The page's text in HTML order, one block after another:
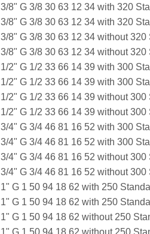
3/8" G 3/8 30 63 12 34 with 320
3/8" G 3/8 30 63 12 34 with 320
3/8" G 3/8 30 63 12 34 without
3/8" G 3/8 30 63 12 34 without
1/2" G 1/2 33 66 14 39 with 300
1/2" G 1/2 33 66 14 39 with 300
1/2" G 1/2 33 66 14 39 without
1/2" G 1/2 33 66 14 39 without
3/4" G 3/4 46 81 16 52 with 300
3/4" G 3/4 46 81 16 52 with 300
3/4" G 3/4 46 81 16 52 without
3/4" G 3/4 46 81 16 52 without
1" G 1 50 94 18 62 with 250
1" G 1 50 94 18 62 with 250
1" G 1 50 94 18 62 without 250
1" G 1 50 94 18 62 without 250